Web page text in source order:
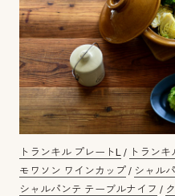
トランキル プレートL / トラン
モワソン ワインカップ / シャル
シャルパンテ テーブルナイフ /